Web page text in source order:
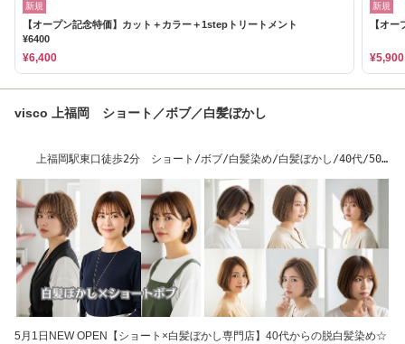
新規
【オープン記念特価】カット＋カラー＋1stepトリートメント
¥6400
¥6,400
新規
【オ
¥5,900
visco 上福岡 ショート／ボブ／白髪ぼかし
上福岡駅東口徒歩2分 ショート/ボブ/白髪染め/白髪ぼかし/40代/50
5月1日NEW OPEN【ショート×白髪ぼかし専門店】40代からの脱白髪染め☆